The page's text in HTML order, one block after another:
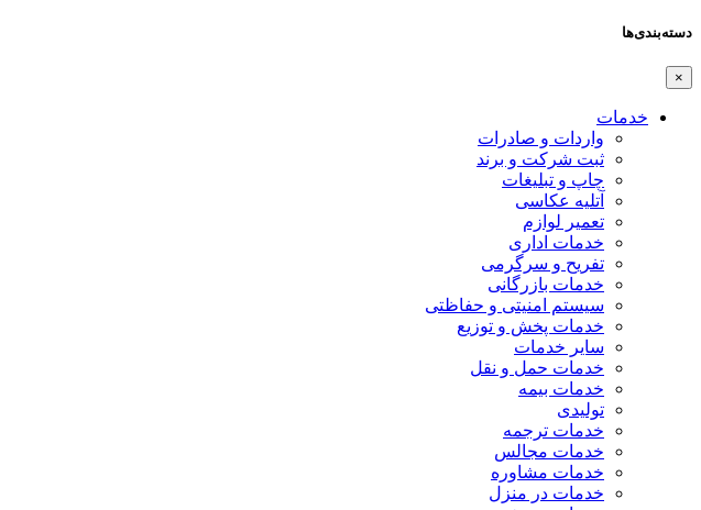
دسته‌بندی‌ها
×
خدمات
واردات و صادرات
ثبت شرکت و برند
چاپ و تبلیغات
آتلیه عکاسی
تعمیر لوازم
خدمات اداری
تفریح و سرگرمی
خدمات بازرگانی
سیستم امنیتی و حفاظتی
خدمات پخش و توزیع
سایر خدمات
خدمات حمل و نقل
خدمات بیمه
تولیدی
خدمات ترجمه
خدمات مجالس
خدمات مشاوره
خدمات در منزل